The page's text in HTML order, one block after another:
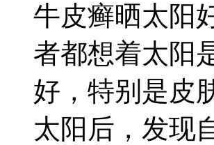
牛皮癣晒太阳
者都想着太阳
好，特别是皮
太阳后，发现